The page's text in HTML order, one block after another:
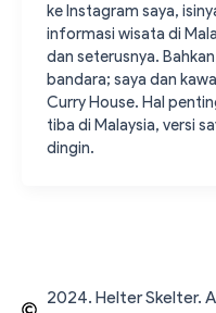
ke Instagram saya,
informasi wisata di
dan seterusnya.
bandara; saya dan
Curry House. Hal
tiba di Malaysia, versi
dingin.
2024. Helter Skelter.